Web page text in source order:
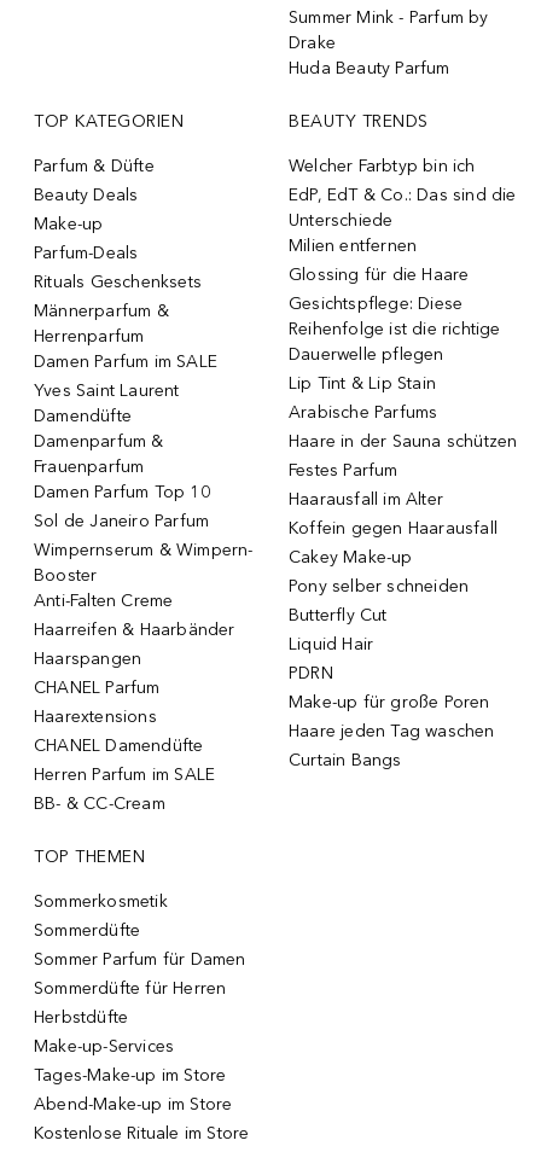
Summer Mink - Parfum by
Drake
Huda Beauty Parfum
TOP KATEGORIEN
Parfum & Düfte
Beauty Deals
Make-up
Parfum-Deals
Rituals Geschenksets
Männerparfum &
Herrenparfum
Damen Parfum im SALE
Yves Saint Laurent
Damendüfte
Damenparfum &
Frauenparfum
Damen Parfum Top 10
Sol de Janeiro Parfum
Wimpernserum & Wimpern-
Booster
Anti-Falten Creme
Haarreifen & Haarbänder
Haarspangen
CHANEL Parfum
Haarextensions
CHANEL Damendüfte
Herren Parfum im SALE
BB- & CC-Cream
BEAUTY TRENDS
Welcher Farbtyp bin ich
EdP, EdT & Co.: Das sind die
Unterschiede
Milien entfernen
Glossing für die Haare
Gesichtspflege: Diese
Reihenfolge ist die richtige
Dauerwelle pflegen
Lip Tint & Lip Stain
Arabische Parfums
Haare in der Sauna schützen
Festes Parfum
Haarausfall im Alter
Koffein gegen Haarausfall
Cakey Make-up
Pony selber schneiden
Butterfly Cut
Liquid Hair
PDRN
Make-up für große Poren
Haare jeden Tag waschen
Curtain Bangs
TOP THEMEN
Sommerkosmetik
Sommerdüfte
Sommer Parfum für Damen
Sommerdüfte für Herren
Herbstdüfte
Make-up-Services
Tages-Make-up im Store
Abend-Make-up im Store
Kostenlose Rituale im Store